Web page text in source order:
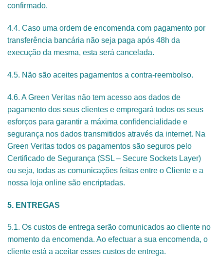
confirmado.
4.4. Caso uma ordem de encomenda com pagamento por
transferência bancária não seja paga após 48h da
execução da mesma, esta será cancelada.
4.5. Não são aceites pagamentos a contra-reembolso.
4.6. A Green Veritas não tem acesso aos dados de
pagamento dos seus clientes e empregará todos os seus
esforços para garantir a máxima confidencialidade e
segurança nos dados transmitidos através da internet. Na
Green Veritas todos os pagamentos são seguros pelo
Certificado de Segurança (SSL – Secure Sockets Layer)
ou seja, todas as comunicações feitas entre o Cliente e a
nossa loja online são encriptadas.
5. ENTREGAS
5.1. Os custos de entrega serão comunicados ao cliente no
momento da encomenda. Ao efectuar a sua encomenda, o
cliente está a aceitar esses custos de entrega.